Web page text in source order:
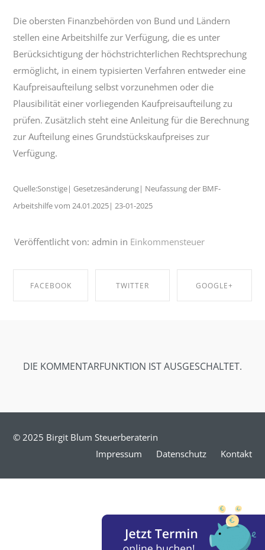
Die obersten Finanzbehörden von Bund und Ländern
stellen eine Arbeitshilfe zur Verfügung, die es unter
Berücksichtigung der höchstrichterlichen Rechtsprechung
ermöglicht, in einem typisierten Verfahren entweder eine
Kaufpreisaufteilung selbst vorzunehmen oder die
Plausibilität einer vorliegenden Kaufpreisaufteilung zu
prüfen. Zusätzlich steht eine Anleitung für die Berechnung
zur Aufteilung eines Grundstückskaufpreises zur
Verfügung.
Quelle:Sonstige| Gesetzesänderung| Neufassung der BMF-
Arbeitshilfe vom 24.01.2025| 23-01-2025
Veröffentlicht von: admin in Einkommensteuer
FACEBOOK TWITTER GOOGLE+
DIE KOMMENTARFUNKTION IST AUSGESCHALTET.
© 2025 Birgit Blum Steuerberaterin
Impressum
Datenschutz Kontakt